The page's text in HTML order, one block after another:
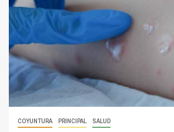
COYUNTURA PRINCIPAL SALUD